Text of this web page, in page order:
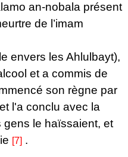
an-nobala présent
de l’imam
envers les Ahlulbayt),
et a commis de
son règne par
l'a conclu avec la
gens le haïssaient, et
[7] .